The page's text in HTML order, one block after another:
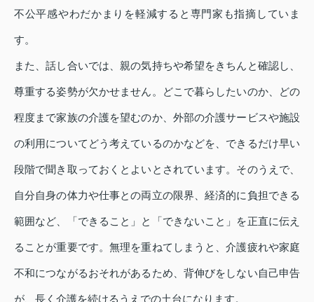
不公平感やわだかまりを軽減すると専門家も指摘していま
す。
また、話し合いでは、親の気持ちや希望をきちんと確認し、
尊重する姿勢が欠かせません。どこで暮らしたいのか、どの
程度まで家族の介護を望むのか、外部の介護サービスや施設
の利用についてどう考えているのかなどを、できるだけ早い
段階で聞き取っておくとよいとされています。そのうえで、
自分自身の体力や仕事との両立の限界、経済的に負担できる
範囲など、「できること」と「できないこと」を正直に伝え
ることが重要です。無理を重ねてしまうと、介護疲れや家庭
不和につながるおそれがあるため、背伸びをしない自己申告
が、長く介護を続けるうえでの土台になります。